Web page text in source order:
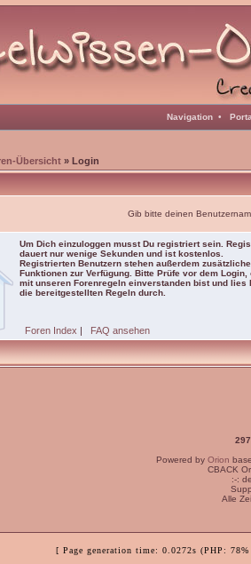
Navigation •
Übersicht » Login
Gib bitte deinen
Um Dich einzuloggen musst Du registriert sein.
dauert nur wenige Sekunden und ist kostenlos.
Registrierten Benutzern stehen außerdem zusätzliche
Funktionen zur Verfügung. Bitte Prüfe vor dem Login,
mit unseren Forenregeln einverstanden bist und lies
die bereitgestellten Regeln durch.
Foren Index | FAQ ansehen
Powered by Orion
CBACK
:-:
Alle
[ Page generation time: 0.0272s (PHP: